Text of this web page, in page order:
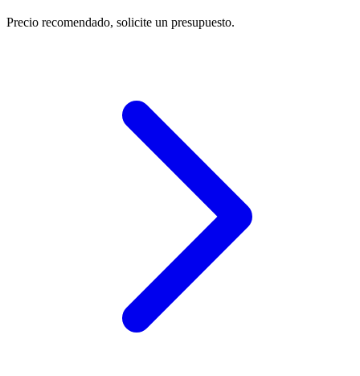
Precio recomendado, solicite un presupuesto.